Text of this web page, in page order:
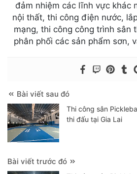
đảm nhiệm các lĩnh vực khác
nội thất, thi công điện nước,
mạng, thi công công trình sân
phân phối các sản phẩm sơn,
Bài viết sau đó
Thi công sân
thi đấu tại Gia Lai
Bài viết trước đó